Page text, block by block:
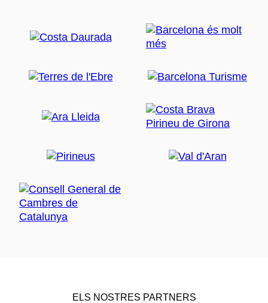
ELS NOSTRES PARTNERS